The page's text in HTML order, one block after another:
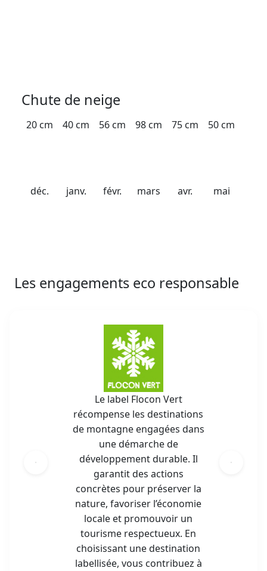
Chute de neige
20 cm
déc.
40 cm
janv.
56 cm
févr.
98 cm
mars
75 cm
avr.
50 cm
mai
Les engagements eco responsable
Le label Flocon Vert
récompense les destinations
de montagne engagées dans
une démarche de
développement durable. Il
garantit des actions
concrètes pour préserver la
nature, favoriser l’économie
locale et promouvoir un
tourisme respectueux. En
choisissant une destination
labellisée, vous contribuez à